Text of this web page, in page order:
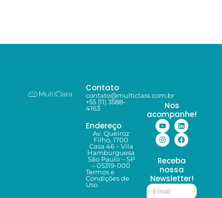
Contato
contato@multiclara.com.br
+55 (11) 3588-
4163
Endereço
Av. Queiroz
Filho, 1700
Casa 46 – Vila
Hamburguesa
São Paulo – SP
– 05319-000
Termos e
Condições de
Uso
Nos
acompanhe!
Receba
nossa
Newsletter!